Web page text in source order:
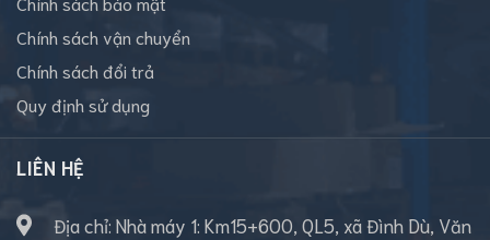
Chính sách vận chuyển
Chính sách đổi trả
Quy định sử dụng
LIÊN HỆ
Địa chỉ: Nhà máy 1: Km15+600, QL5, xã Đình Dù, Văn